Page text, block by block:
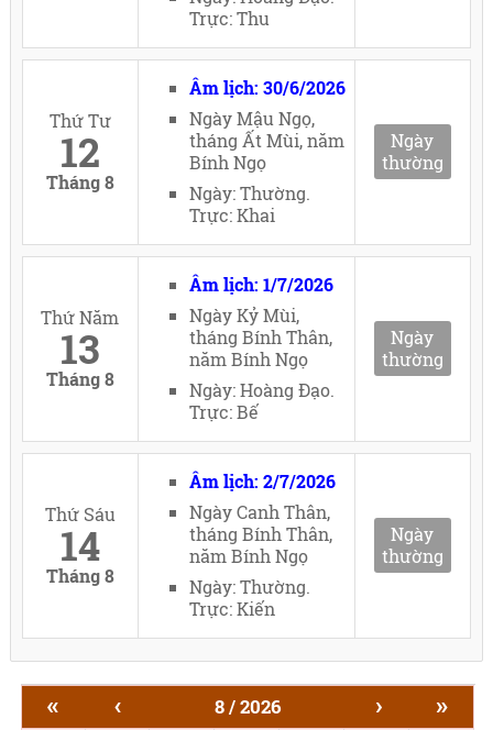
Trực: Thu
Thứ Tư
12
Tháng 8
Âm lịch: 30/6/2026
Ngày Mậu Ngọ,
tháng Ất Mùi, năm
Bính Ngọ
Ngày: Thường.
Trực: Khai
Ngày
thường
Thứ Năm
13
Tháng 8
Âm lịch: 1/7/2026
Ngày Kỷ Mùi,
tháng Bính Thân,
năm Bính Ngọ
Ngày: Hoàng Đạo.
Trực: Bế
Ngày
thường
Thứ Sáu
14
Tháng 8
Âm lịch: 2/7/2026
Ngày Canh Thân,
tháng Bính Thân,
năm Bính Ngọ
Ngày: Thường.
Trực: Kiến
Ngày
thường
« ‹ 8 / 2026 › »